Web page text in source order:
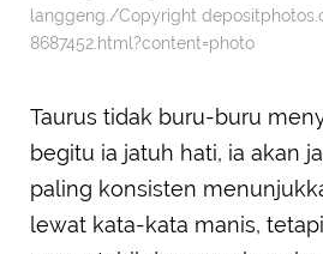
langgeng./Copyright
8687452.html?content=photo
Taurus tidak buru-buru
begitu ia jatuh hati, ia akan
paling konsisten
lewat kata-kata manis,